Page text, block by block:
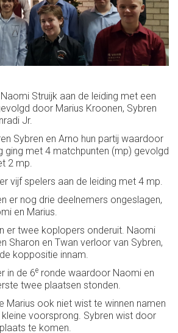
Struijk aan de leiding met een
door Marius Kroonen, Sybren
Jr.
Sybren en Arno hun partij waardoor
ging met 4 matchpunten (mp) gevolgd
2 mp.
vijf spelers aan de leiding met 4 mp.
er nog drie deelnemers ongeslagen,
en Marius.
er twee koplopers onderuit. Naomi
Sharon en Twan verloor van Sybren,
koppositie innam.
in de 6e ronde waardoor Naomi en
twee plaatsen stonden.
Marius ook niet wist te winnen namen
voorsprong. Sybren wist door
te komen.